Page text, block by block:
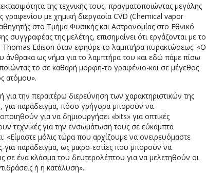
της τεχνικής τους, πραγματοποιώντας μεγάλης
γραφενίου με χημική διεργασία CVD (Chemical vapor
στο Τμήμα Φυσικής και Αστρονομίας στο Εθνικό
συγγραφέας της μελέτης, επισημαίνει ότι εργάζονται με το
Thomas Edison όταν εφηύρε το λαμπτήρα πυρακτώσεως: «Ο
άνθρακα ως νήμα για το λαμπτήρα του και εδώ πάμε πίσω
το σε καθαρή μορφή-το γραφένιο-και σε μέγεθος
ατόμου».
για την περαιτέρω διερεύνηση των χαρακτηριστικών της
παράδειγμα, πόσο γρήγορα μπορούν να
για να δημιουργήσει «bits» για οπτικές
τεχνικές για την ενσωμάτωσή τους σε εύκαμπτα
μόλις τώρα που αρχίζουμε να ονειρευόμαστε
για παράδειγμα, ως μικρο-εστίες που μπορούν να
σε ένα κλάσμα του δευτερολέπτου για να μελετηθούν οι
ή η κατάλυση».